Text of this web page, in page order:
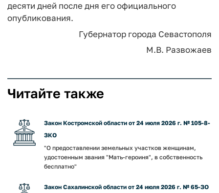
десяти дней после дня его официального
опубликования.
Губернатор города Севастополя
М.В. Развожаев
Читайте также
Закон Костромской области от 24 июля 2026 г. № 105-8-
ЗКО
"О предоставлении земельных участков женщинам,
удостоенным звания "Мать-героиня", в собственность
бесплатно"
Закон Сахалинской области от 24 июля 2026 г. № 65-ЗО